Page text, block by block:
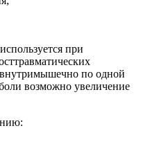
при
по одной
возможно увеличение